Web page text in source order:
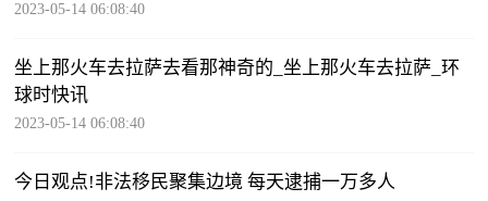
2023-05-14 06:08:40
坐上那火车去拉萨去看那神奇的_坐上那火车去拉萨_环
球时快讯
2023-05-14 06:08:40
今日观点!非法移民聚集边境 每天逮捕一万多人